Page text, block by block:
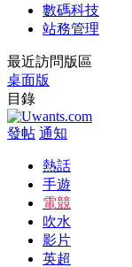
數碼科技
站務管理
最近訪問版區
桌面版
目錄
發帖 通知
熱話
手遊
電競
吹水
影片
英超